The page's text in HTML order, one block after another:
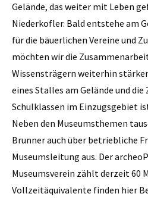
Gelände, das weiter mit Leben
Niederkofler. Bald entstehe am
für die bäuerlichen Vereine und
möchten wir die
Wissensträgern weiterhin
eines Stalles am Gelände und
Schulklassen im Einzugsgebiet
Neben den Museumsthemen
Brunner auch über betriebliche
Museumsleitung aus. Der
Museumsverein zählt derzeit 60
Vollzeitäquivalente finden hier